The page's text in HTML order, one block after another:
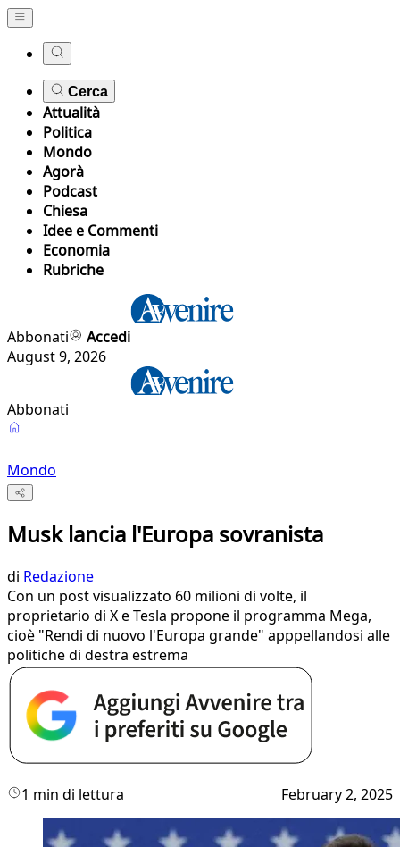
Cerca
Attualità
Politica
Mondo
Agorà
Podcast
Chiesa
Idee e Commenti
Economia
Rubriche
Abbonati
Accedi
August 9, 2026
Abbonati
Mondo
Musk lancia l'Europa sovranista
di Redazione
Con un post visualizzato 60 milioni di volte, il
proprietario di X e Tesla propone il programma Mega,
cioè "Rendi di nuovo l'Europa grande" apppellandosi alle
politiche di destra estrema
1 min di lettura February 2, 2025